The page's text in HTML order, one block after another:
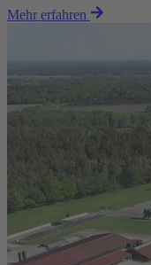
Mehr erfahren